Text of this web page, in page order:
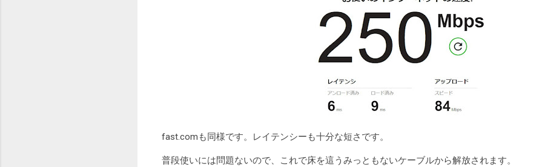
fast.comも同様です。レイテンシーも十分な短さです。
普段使いには問題ないので、これで床を這うみっともないケーブルから解放されます。